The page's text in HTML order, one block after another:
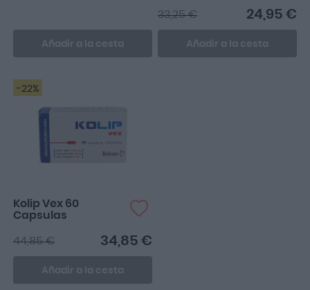
Añadir a la cesta
24,95 €
33,25 €
Añadir a la cesta
-22%
Kolip Vex 60
Capsulas
34,85 €
44,85 €
Añadir a la cesta